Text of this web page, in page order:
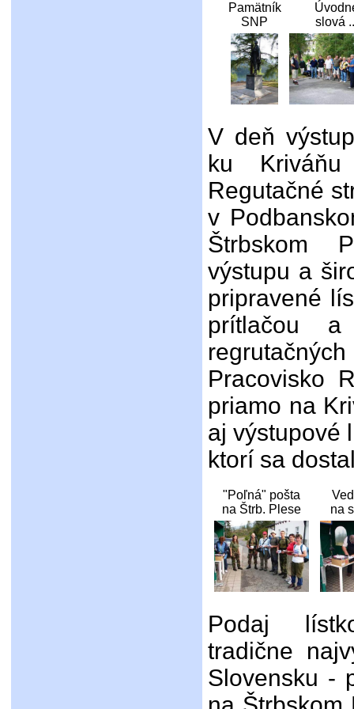
Pamätník
SNP
slová
V deň
ku Kriváňu
Regutačné
v
Štrbskom
výstupu a
pripravené
prítlačou
Pracovisko
priamo na
aj výstupové
ktorí sa
"Poľná" pošta
na Štrb. Plese
na
Podaj
tradične
Slovensku -